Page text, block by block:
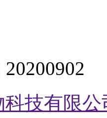
20200902
技有限公